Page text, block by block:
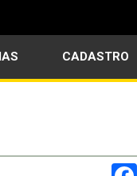
CADASTRO